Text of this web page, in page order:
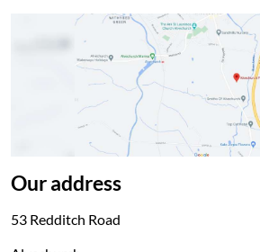
Our address
53 Redditch Road